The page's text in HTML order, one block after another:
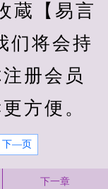
蔵【易言
们将会持
册会员
方便。
下—页
下一章